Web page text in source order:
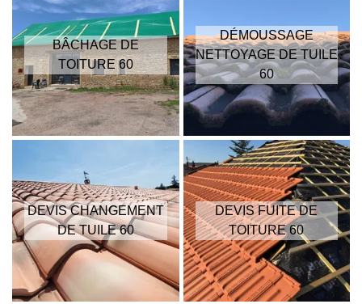
BÂCHAGE DE
TOITURE 60
DÉMOUSSAGE
NETTOYAGE DE TUILE
60
DEVIS CHANGEMENT
DE TUILE 60
DEVIS FUITE DE
TOITURE 60